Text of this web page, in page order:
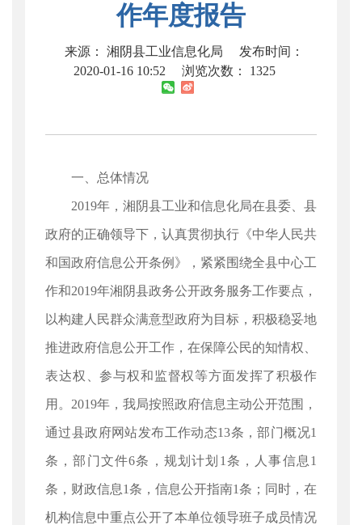
作年度报告
来源： 湘阴县工业信息化局
发布时间：
2020-01-16 10:52
浏览次数： 1325
一、总体情况
2019年，湘阴县工业和信息化局在县委、县
政府的正确领导下，认真贯彻执行《中华人民共
和国政府信息公开条例》，紧紧围绕全县中心工
作和2019年湘阴县政务公开政务服务工作要点，
以构建人民群众满意型政府为目标，积极稳妥地
推进政府信息公开工作，在保障公民的知情权、
表达权、参与权和监督权等方面发挥了积极作
用。2019年，我局按照政府信息主动公开范围，
通过县政府网站发布工作动态13条，部门概况1
条，部门文件6条，规划计划1条，人事信息1
条，财政信息1条，信息公开指南1条；同时，在
机构信息中重点公开了本单位领导班子成员情况